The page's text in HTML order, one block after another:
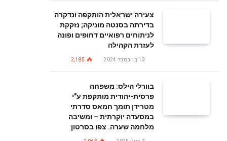
צעירה ישראלית הותקפה ונדקרה
בדירתה בסנטה מוניקה; נזקקת
לניתוחים רפואיים דחופים ופונה
לעזרת הקהילה
13 בנובמבר 2024 2,185
בוורלי הילס: משפחה
פרסית-יהודית מותקפת ע"י
מטרידן תומך חמאס סדרתי
במסעדה יוקרתית – ומשיבה
מלחמה שערה. צפו בסרטון